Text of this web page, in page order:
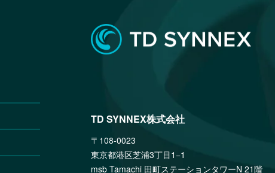
TD SYNNEX株式会社
〒108-0023
東京都港区芝浦3丁目1−1
msb Tamachi 田町ステーションタワーN 21階